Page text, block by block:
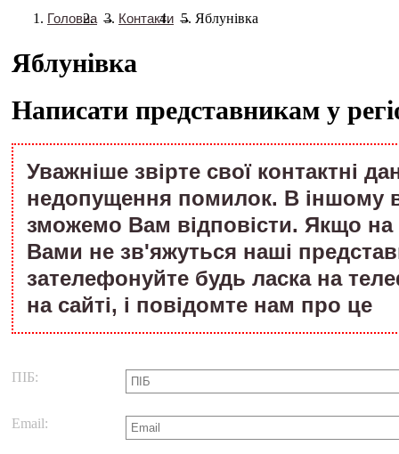
Головна → Контакти → Яблунівка
Яблунівка
Написати представникам у
Уважніше звірте свої контактні
недопущення помилок. В іншому
зможемо Вам відповісти. Якщо на
Вами не зв'яжуться наші
зателефонуйте будь ласка на
на сайті, і повідомте нам про це
ПІБ:
Email: